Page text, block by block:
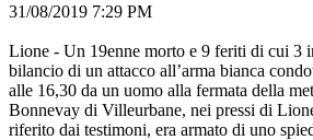
31/08/2019 7:29 PM
Lione - Un 19enne morto e 9 feriti di cui 3
bilancio di un attacco all’arma bianca
alle 16,30 da un uomo alla fermata della
Bonnevay di Villeurbane, nei pressi di
riferito dai testimoni, era armato di uno